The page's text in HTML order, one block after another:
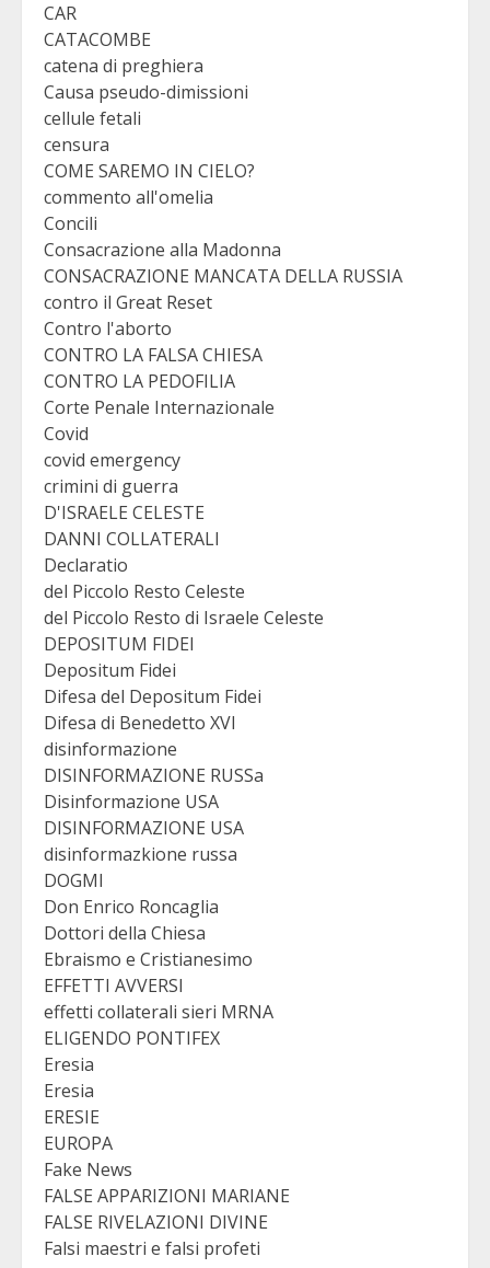
CAR
CATACOMBE
catena di preghiera
Causa pseudo-dimissioni
cellule fetali
censura
COME SAREMO IN CIELO?
commento all'omelia
Concili
Consacrazione alla Madonna
CONSACRAZIONE MANCATA DELLA RUSSIA
contro il Great Reset
Contro l'aborto
CONTRO LA FALSA CHIESA
CONTRO LA PEDOFILIA
Corte Penale Internazionale
Covid
covid emergency
crimini di guerra
D'ISRAELE CELESTE
DANNI COLLATERALI
Declaratio
del Piccolo Resto Celeste
del Piccolo Resto di Israele Celeste
DEPOSITUM FIDEI
Depositum Fidei
Difesa del Depositum Fidei
Difesa di Benedetto XVI
disinformazione
DISINFORMAZIONE RUSSa
Disinformazione USA
DISINFORMAZIONE USA
disinformazkione russa
DOGMI
Don Enrico Roncaglia
Dottori della Chiesa
Ebraismo e Cristianesimo
EFFETTI AVVERSI
effetti collaterali sieri MRNA
ELIGENDO PONTIFEX
Eresia
Eresia
ERESIE
EUROPA
Fake News
FALSE APPARIZIONI MARIANE
FALSE RIVELAZIONI DIVINE
Falsi maestri e falsi profeti